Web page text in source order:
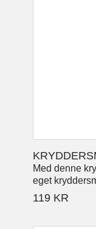
Med denne
eget
119 KR